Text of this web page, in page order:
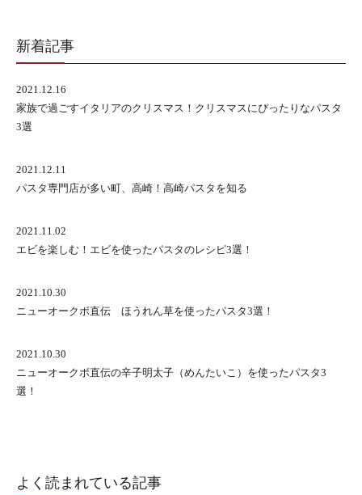
新着記事
2021.12.16
家族で過ごすイタリアのクリスマス！クリスマスにぴったりなパスタ
3選
2021.12.11
パスタ専門店が多い町、高崎！高崎パスタを知る
2021.11.02
エビを楽しむ！エビを使ったパスタのレシピ3選！
2021.10.30
ニューオークボ直伝 ほうれん草を使ったパスタ3選！
2021.10.30
ニューオークボ直伝の辛子明太子（めんたいこ）を使ったパスタ3
選！
よく読まれている記事